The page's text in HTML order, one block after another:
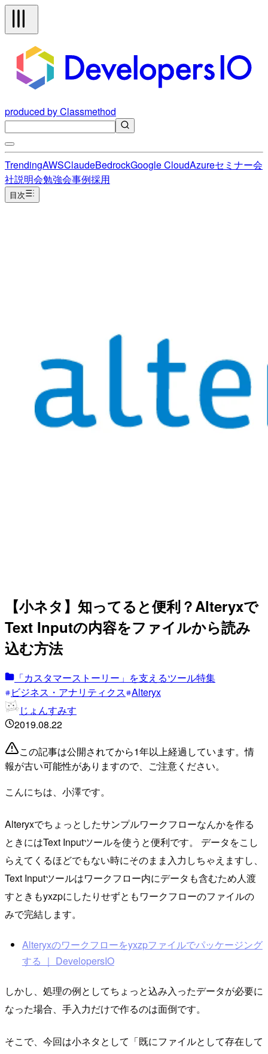
produced by Classmethod
TrendingAWSClaudeBedrockGoogle CloudAzureセミナー会
社説明会勉強会事例採用
目次
【小ネタ】知ってると便利？Alteryxで
Text Inputの内容をファイルから読み
込む方法
「カスタマーストーリー」を支えるツール特集
ビジネス・アナリティクス Alteryx
じょんすみす
2019.08.22
この記事は公開されてから1年以上経過しています。情
報が古い可能性がありますので、ご注意ください。
こんにちは、小澤です。
Alteryxでちょっとしたサンプルワークフローなんかを作る
ときにはText Inputツールを使うと便利です。 データをこし
らえてくるほどでもない時にそのまま入力しちゃえますし、
Text Inputツールはワークフロー内にデータも含むため人渡
すときもyxzpにしたりせずともワークフローのファイルの
みで完結します。
Alteryxのワークフローをyxzpファイルでパッケージング
する ｜ DevelopersIO
しかし、処理の例としてちょっと込み入ったデータが必要に
なった場合、手入力だけで作るのは面倒です。
そこで、今回は小ネタとして「既にファイルとして存在して